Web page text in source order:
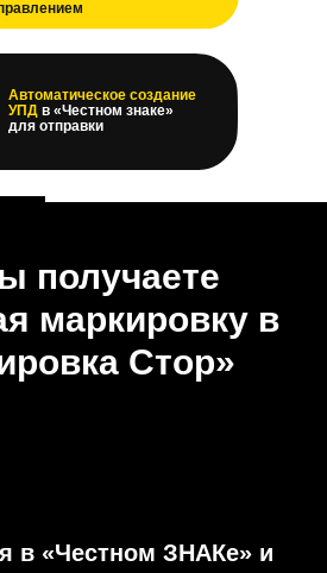
Автоматическое создание
УПД в «Честном знаке»
для отправки
получаете
маркировку в
Стор»
в «Честном ЗНАКе» и